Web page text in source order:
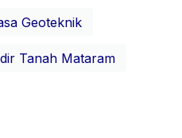
Geoteknik
Tanah Mataram